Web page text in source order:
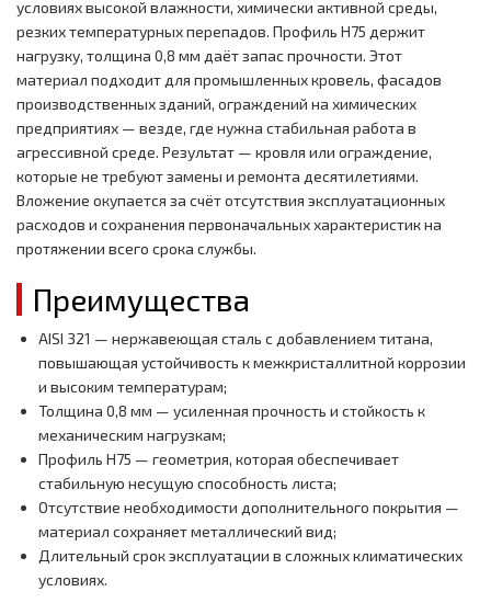
условиях высокой влажности, химически активной среды,
резких температурных перепадов. Профиль H75 держит
нагрузку, толщина 0,8 мм даёт запас прочности. Этот
материал подходит для промышленных кровель, фасадов
производственных зданий, ограждений на химических
предприятиях — везде, где нужна стабильная работа в
агрессивной среде. Результат — кровля или ограждение,
которые не требуют замены и ремонта десятилетиями.
Вложение окупается за счёт отсутствия эксплуатационных
расходов и сохранения первоначальных характеристик на
протяжении всего срока службы.
Преимущества
AISI 321 — нержавеющая сталь с добавлением титана,
повышающая устойчивость к межкристаллитной коррозии
и высоким температурам;
Толщина 0,8 мм — усиленная прочность и стойкость к
механическим нагрузкам;
Профиль H75 — геометрия, которая обеспечивает
стабильную несущую способность листа;
Отсутствие необходимости дополнительного покрытия —
материал сохраняет металлический вид;
Длительный срок эксплуатации в сложных климатических
условиях.